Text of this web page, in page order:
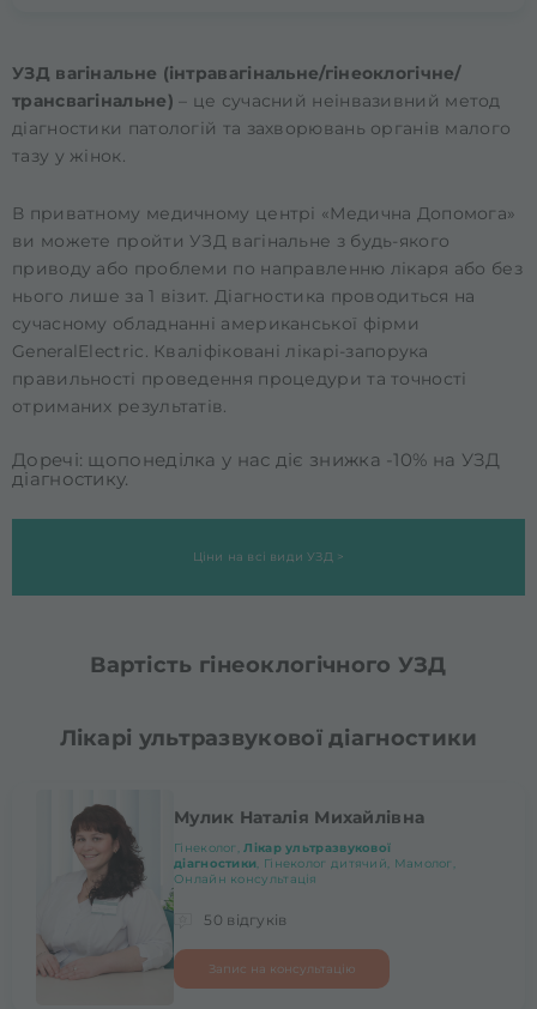
УЗД вагінальне (інтравагінальне/гінеоклогічне/
трансвагінальне) – це сучасний неінвазивний метод
діагностики патологій та захворювань органів малого
тазу у жінок.
В приватному медичному центрі «Медична Допомога»
ви можете пройти УЗД вагінальне з будь-якого
приводу або проблеми по направленню лікаря або без
нього лише за 1 візит. Діагностика проводиться на
сучасному обладнанні американської фірми
GeneralElectric. Кваліфіковані лікарі-запорука
правильності проведення процедури та точності
отриманих результатів.
Доречі: щопонеділка у нас діє знижка -10% на УЗД
діагностику.
Ціни на всі види УЗД >
Вартість гінеоклогічного УЗД
Лікарі ультразвукової діагностики
Мулик Наталія Михайлівна
Гінеколог,Лікар ультразвукової
діагностики, Гінеколог дитячий, Мамолог,
Онлайн консультація
50 відгуків
Запис на консультацію